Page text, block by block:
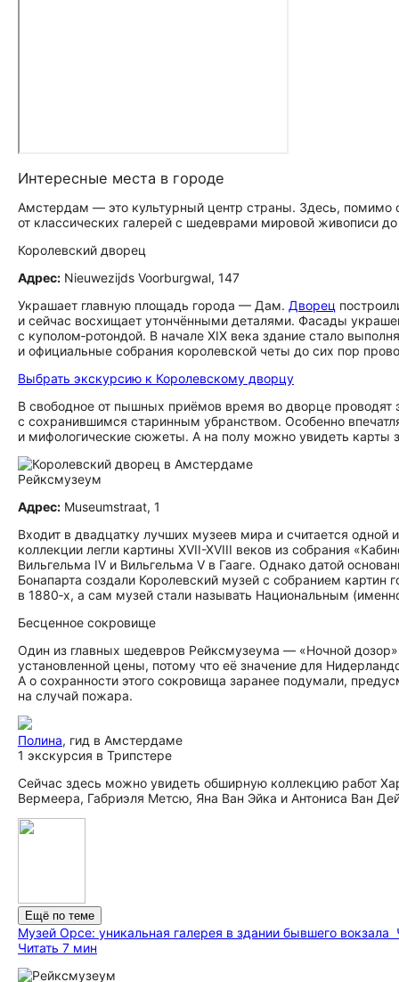
Интересные места в городе
Амстердам — это культурный центр страны. Здесь, помимо
от классических галерей с шедеврами мировой живописи
Королевский дворец
Адрес: Nieuwezijds Voorburgwal, 147
Украшает главную площадь города — Дам. Дворец
и сейчас восхищает утончёнными деталями. Фасады
с куполом‑ротондой. В начале XIX века здание стало
и официальные собрания королевской четы до сих пор
Выбрать экскурсию к Королевскому дворцу
В свободное от пышных приёмов время во дворце
с сохранившимся старинным убранством. Особенно
и мифологические сюжеты. А на полу можно увидеть карты
Рейксмузеум
Адрес: Museumstraat, 1
Входит в двадцатку лучших музеев мира и считается
коллекции легли картины XVII-XVIII веков из собрания
Вильгельма IV и Вильгельма V в Гааге. Однако датой
Бонапарта создали Королевский музей с собранием картин
в 1880‑х, а сам музей стали называть Национальным
Бесценное сокровище
Один из главных шедевров Рейксмузеума — «Ночной
установленной цены, потому что её значение для
А о сохранности этого сокровища заранее подумали,
на случай пожара.
Полина, гид в Амстердаме
1 экскурсия в Трипстере
Сейчас здесь можно увидеть обширную коллекцию работ
Вермеера, Габриэля Метсю, Яна Ван Эйка и Антониса Ван
Ещё по теме
Музей Орсе: уникальная галерея в здании бывшего вокзала
Читать 7 мин